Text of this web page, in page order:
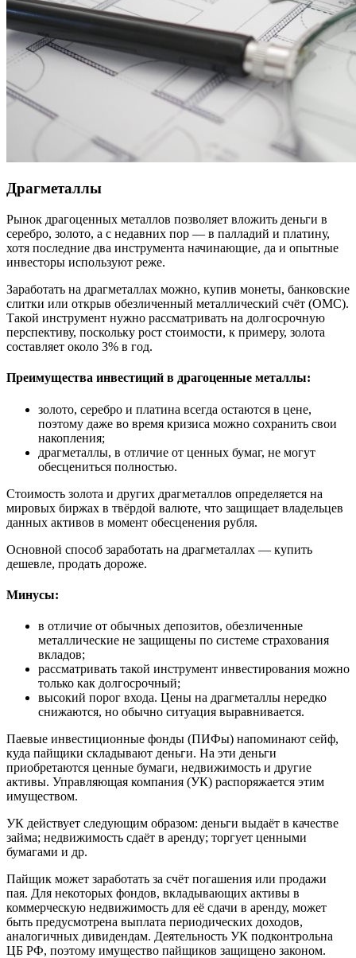
Драгметаллы
Рынок драгоценных металлов позволяет вложить деньги в
серебро, золото, а с недавних пор — в палладий и платину,
хотя последние два инструмента начинающие, да и опытные
инвесторы используют реже.
Заработать на драгметаллах можно, купив монеты, банковские
слитки или открыв обезличенный металлический счёт (ОМС).
Такой инструмент нужно рассматривать на долгосрочную
перспективу, поскольку рост стоимости, к примеру, золота
составляет около 3% в год.
Преимущества инвестиций в драгоценные металлы:
золото, серебро и платина всегда остаются в цене,
поэтому даже во время кризиса можно сохранить свои
накопления;
драгметаллы, в отличие от ценных бумаг, не могут
обесцениться полностью.
Стоимость золота и других драгметаллов определяется на
мировых биржах в твёрдой валюте, что защищает владельцев
данных активов в момент обесценения рубля.
Основной способ заработать на драгметаллах — купить
дешевле, продать дороже.
Минусы:
в отличие от обычных депозитов, обезличенные
металлические не защищены по системе страхования
вкладов;
рассматривать такой инструмент инвестирования можно
только как долгосрочный;
высокий порог входа. Цены на драгметаллы нередко
снижаются, но обычно ситуация выравнивается.
Паевые инвестиционные фонды (ПИФы) напоминают сейф,
куда пайщики складывают деньги. На эти деньги
приобретаются ценные бумаги, недвижимость и другие
активы. Управляющая компания (УК) распоряжается этим
имуществом.
УК действует следующим образом: деньги выдаёт в качестве
займа; недвижимость сдаёт в аренду; торгует ценными
бумагами и др.
Пайщик может заработать за счёт погашения или продажи
пая. Для некоторых фондов, вкладывающих активы в
коммерческую недвижимость для её сдачи в аренду, может
быть предусмотрена выплата периодических доходов,
аналогичных дивидендам. Деятельность УК подконтрольна
ЦБ РФ, поэтому имущество пайщиков защищено законом.